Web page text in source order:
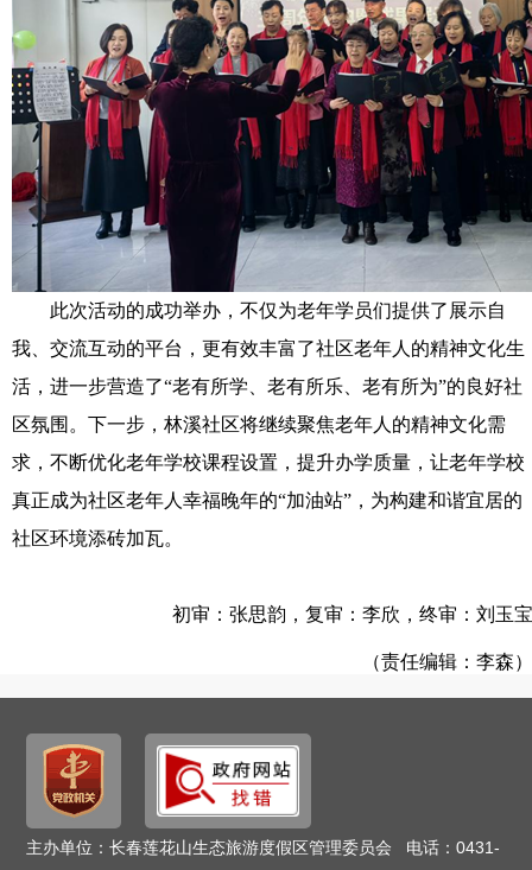
此次活动的成功举办，不仅为老年学员们提供了展示自
我、交流互动的平台，更有效丰富了社区老年人的精神文化生
活，进一步营造了“老有所学、老有所乐、老有所为”的良好社
区氛围。下一步，林溪社区将继续聚焦老年人的精神文化需
求，不断优化老年学校课程设置，提升办学质量，让老年学校
真正成为社区老年人幸福晚年的“加油站”，为构建和谐宜居的
社区环境添砖加瓦。
初审：张思韵，复审：李欣，终审：刘玉
（责任编辑：李森
主办单位：长春莲花山生态旅游度假区管理委员会 电话：0431-